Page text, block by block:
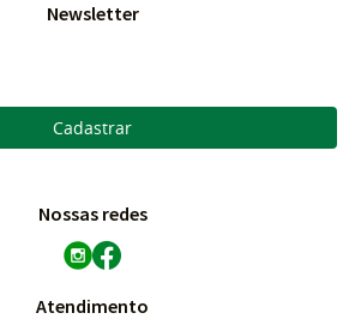
Newsletter
Cadastrar
Nossas redes
Atendimento